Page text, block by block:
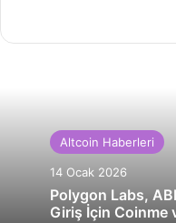
Altcoin Haberleri
14 Ocak 2026
Polygon Labs,
Giriş İçin Coinme